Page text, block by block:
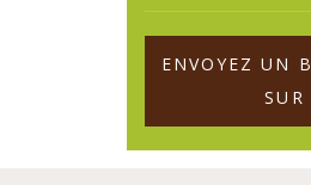
ENVOYEZ UN
SUR